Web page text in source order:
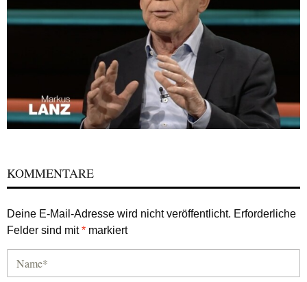
KOMMENTARE
Deine E-Mail-Adresse wird nicht veröffentlicht. Erforderliche
Felder sind mit* markiert